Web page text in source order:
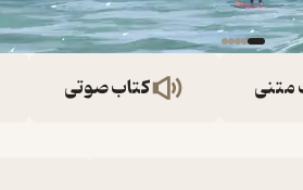
متنی کتاب صوتی